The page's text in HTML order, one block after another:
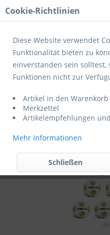
Menü
Übersicht
10er Ballpaket +
Cookie-Richtlinien
Diese Website verwendet
Funktionalität bieten zu
einverstanden sein solltest,
Funktionen nicht zur
Artikel in den Warenkorb
Merkzettel
Artikelempfehlungen
Mehr Informationen
Schließen